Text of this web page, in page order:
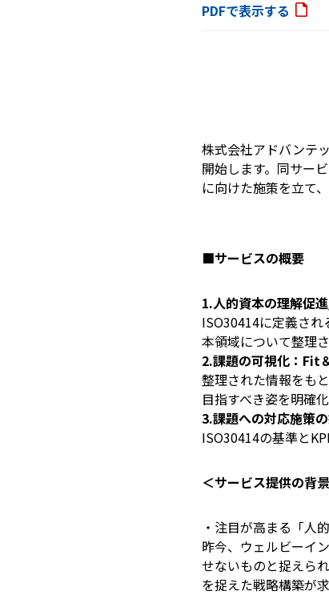
PDFで表示する
株式会社アドバンテ
開始します。同サー
に向けた施策を立て
■サービスの概要
1.人的資本の理解促
ISO30414に定義さ
本領域について整理
2.課題の可視化：Fit
整理された情報をも
目指すべき姿を明確化
3.課題への対応施策
ISO30414の基準と
＜サービス提供の背
・注目が高まる「人
昨今、ウェルビーイ
せないものと捉えら
を捉えた戦略構築が